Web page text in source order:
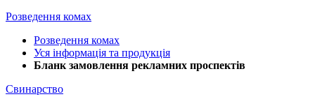
Розведення комах
Розведення комах
Уся інформація та продукція
Бланк замовлення рекламних проспектів
Свинарство